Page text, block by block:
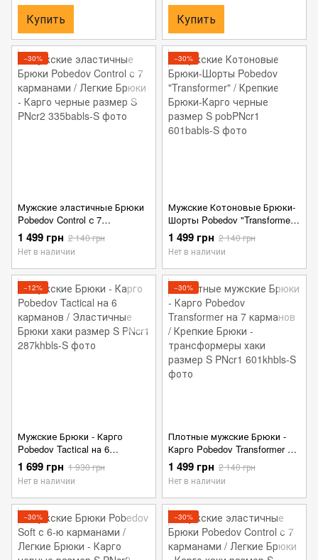
Купить Купить
−30%
Мужские эластичные Брюки
Pobedov Control с 7
карманами / Легкие Брюки -
Карго черные размер S
1 499 грн 2 140 грн
Нет в наличии
−30%
Мужские Котоновые Брюки-
Шорты Pobedov "Transformer"
/ Крепкие Брюки-Карго
черные размер S
1 499 грн 2 140 грн
Нет в наличии
−12%
Мужские Брюки - Карго
Pobedov Tactical на 6
карманов / Эластичные
Брюки хаки размер S
1 699 грн 1 930 грн
Нет в наличии
−30%
Плотные мужские Брюки -
Карго Pobedov Transformer на
7 карманов / Крепкие Брюки
- трансформеры хаки размер
S
1 499 грн 2 140 грн
Нет в наличии
−30% −30%